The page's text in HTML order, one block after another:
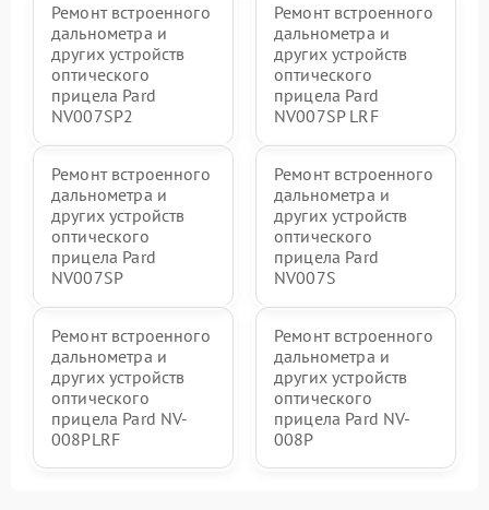
Ремонт встроенного
дальнометра и
других устройств
оптического
прицела Pard
NV007SP2
Ремонт встроенного
дальнометра и
других устройств
оптического
прицела Pard
NV007SP LRF
Ремонт встроенного
дальнометра и
других устройств
оптического
прицела Pard
NV007SP
Ремонт встроенного
дальнометра и
других устройств
оптического
прицела Pard
NV007S
Ремонт встроенного
дальнометра и
других устройств
оптического
прицела Pard NV-
008PLRF
Ремонт встроенного
дальнометра и
других устройств
оптического
прицела Pard NV-
008P